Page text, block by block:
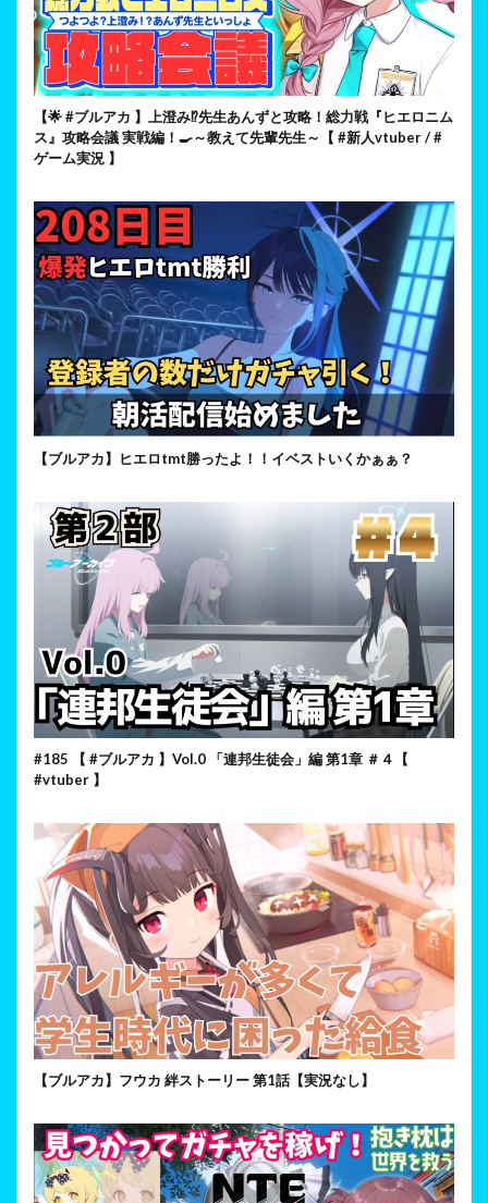
【🌟 #ブルアカ 】上澄み⁉先生あんずと攻略！総力戦『ヒエロニム
ス』攻略会議 実戦編！🍳～教えて先輩先生～【 #新人vtuber / #
ゲーム実況 】
【ブルアカ】ヒエロtmt勝ったよ！！イベストいくかぁぁ？
#185 【 #ブルアカ 】Vol.0 「連邦生徒会」編 第1章 ＃４【
#vtuber 】
【ブルアカ】フウカ 絆ストーリー 第1話【実況なし】